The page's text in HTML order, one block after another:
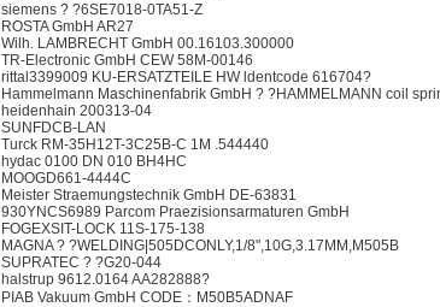
siemens ? ?6SE7018-0TA51-Z
ROSTA GmbH AR27
Wilh. LAMBRECHT GmbH 00.16103.300000
TR-Electronic GmbH CEW 58M-00146
rittal3399009 KU-ERSATZTEILE HW ldentcode 616704?
Hammelmann Maschinenfabrik GmbH ? ?HAMMELMANN coil
heidenhain 200313-04
SUNFDCB-LAN
Turck RM-35H12T-3C25B-C 1M .544440
hydac 0100 DN 010 BH4HC
MOOGD661-4444C
Meister Straemungstechnik GmbH DE-63831
930YNCS6989 Parcom Praezisionsarmaturen GmbH
FOGEXSIT-LOCK 11S-175-138
MAGNA ? ?WELDING|505DCONLY,1/8",10G,3.17MM,M505B
SUPRATEC ? ?G20-044
halstrup 9612.0164 AA282888?
PIAB Vakuum GmbH CODE：M50B5ADNAF